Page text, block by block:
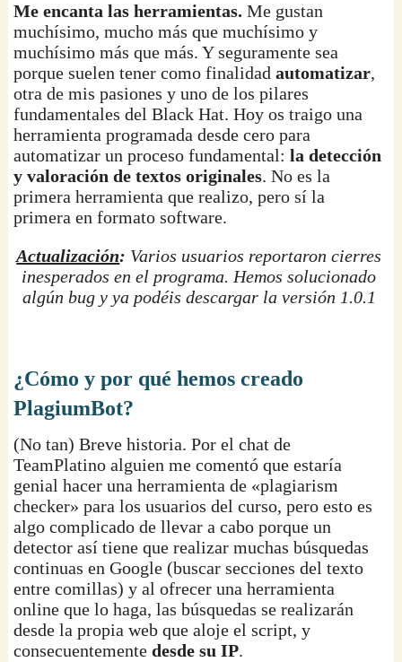
Me encanta las herramientas. Me gustan
muchísimo, mucho más que muchísimo y
muchísimo más que más. Y seguramente sea
porque suelen tener como finalidadautomatizar,
otra de mis pasiones y uno de los pilares
fundamentales del Black Hat. Hoy os traigo una
herramienta programada desde cero para
automatizar un proceso fundamental:la detección
y valoración de textos originales. No es la
primera herramienta que realizo, pero sí la
primera en formato software.
Actualización: Varios usuarios reportaron cierres
inesperados en el programa. Hemos solucionado
algún bug y ya podéis descargar la versión 1.0.1
¿Cómo y por qué hemos creado
PlagiumBot?
(No tan) Breve historia. Por el chat de
TeamPlatino alguien me comentó que estaría
genial hacer una herramienta de «plagiarism
checker» para los usuarios del curso, pero esto es
algo complicado de llevar a cabo porque un
detector así tiene que realizar muchas búsquedas
continuas en Google (buscar secciones del texto
entre comillas) y al ofrecer una herramienta
online que lo haga, las búsquedas se realizarán
desde la propia web que aloje el script, y
consecuentementedesde su IP.